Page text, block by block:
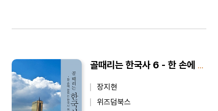
골때리는 한국사 6 - 한 손에 잡히는 한국사 이야기
장지현
위즈덤북스